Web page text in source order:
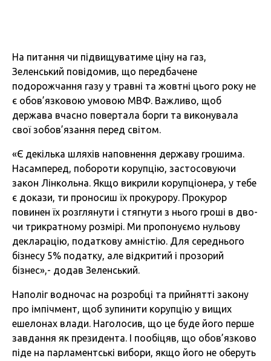
На питання чи підвищуватиме ціну на газ,
Зеленський повідомив, що передбачене
подорожчання газу у травні та жовтні цього року не
є обов’язковою умовою МВФ. Важливо, щоб
держава вчасно повертала борги та виконувала
свої зобов’язання перед світом.
«Є декілька шляхів наповнення державу грошима.
Насамперед, побороти корупцію, застосовуючи
закон Лінкольна. Якщо викрили корупціонера, у тебе
є докази, ти проносиш їх прокурору. Прокурор
повинен їх розглянути і стягнути з нього гроші в дво-
чи трикратному розмірі. Ми пропонуємо нульову
декларацію, податкову амністію. Для середнього
бізнесу 5% податку, але відкритий і прозорий
бізнес»,- додав Зеленський.
Наполіг водночас на розробці та прийнятті закону
про імпічмент, щоб зупинити корупцію у вищих
ешелонах влади. Наголосив, що це буде його перше
завдання як президента. І пообіцяв, що обов’язково
піде на парламентські вибори, якщо його не оберуть